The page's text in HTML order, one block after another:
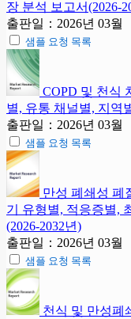
장 분석 보고서(2026-
출판일：2026년 03월
샘플 요청 목록
COPD 및 천식
별, 유통 채널별, 지역
출판일：2026년 03월
샘플 요청 목록
만성 폐쇄성 폐
기 유형별, 적응증별,
(2026-2032년)
출판일：2026년 03월
샘플 요청 목록
천식 및 만성폐